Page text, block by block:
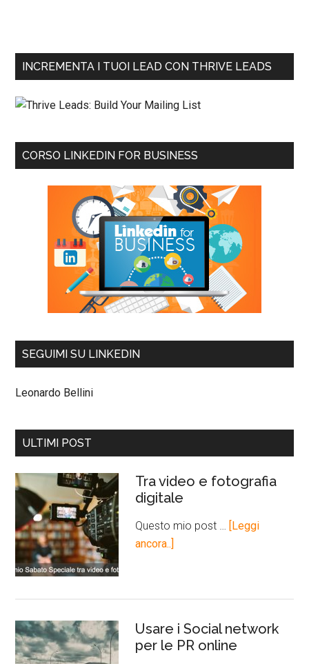
INCREMENTA I TUOI LEAD CON THRIVE LEADS
CORSO LINKEDIN FOR BUSINESS
SEGUIMI SU LINKEDIN
Leonardo Bellini
ULTIMI POST
Tra video e fotografia
digitale
Questo mio post …
[Leggi
ancora..]
Usare i Social network
per le PR online